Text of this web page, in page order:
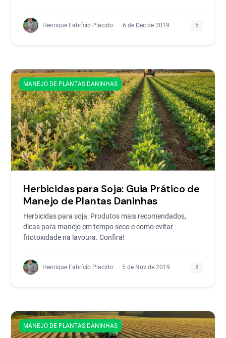
Henrique Fabrício Placido 6 de Dec de 2019 5
MANEJO DE PLANTAS DANINHAS
Herbicidas para Soja: Guia Prático de
Manejo de Plantas Daninhas
Herbicidas para soja: Produtos mais recomendados,
dicas para manejo em tempo seco e como evitar
fitotoxidade na lavoura. Confira!
Henrique Fabrício Placido 5 de Nov de 2019 8
MANEJO DE PLANTAS DANINHAS